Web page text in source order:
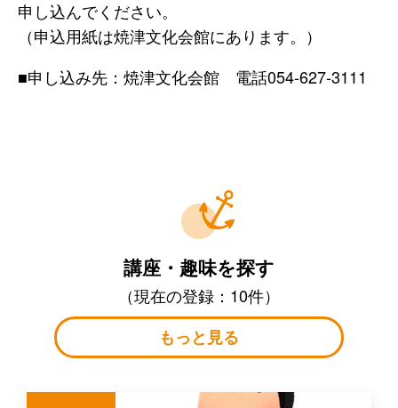
申し込んでください。
（申込用紙は焼津文化会館にあります。）
■申し込み先：焼津文化会館 電話054-627-3111
講座・趣味を探す
（現在の登録：10件）
もっと見る